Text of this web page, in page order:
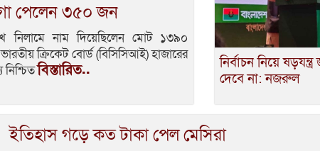
পেলেন ৩৫০ জন
নাম দিয়েছিলেন মোট ১৩৯০
ক্রিকেট বোর্ড (বিসিসিআই) হাজারের
নিশ্চিতবিস্তারিত..
নির্বাচন নিয়ে
দেবে না: নজরুল
ইতিহাস গড়ে কত টাকা পেল মেসিরা